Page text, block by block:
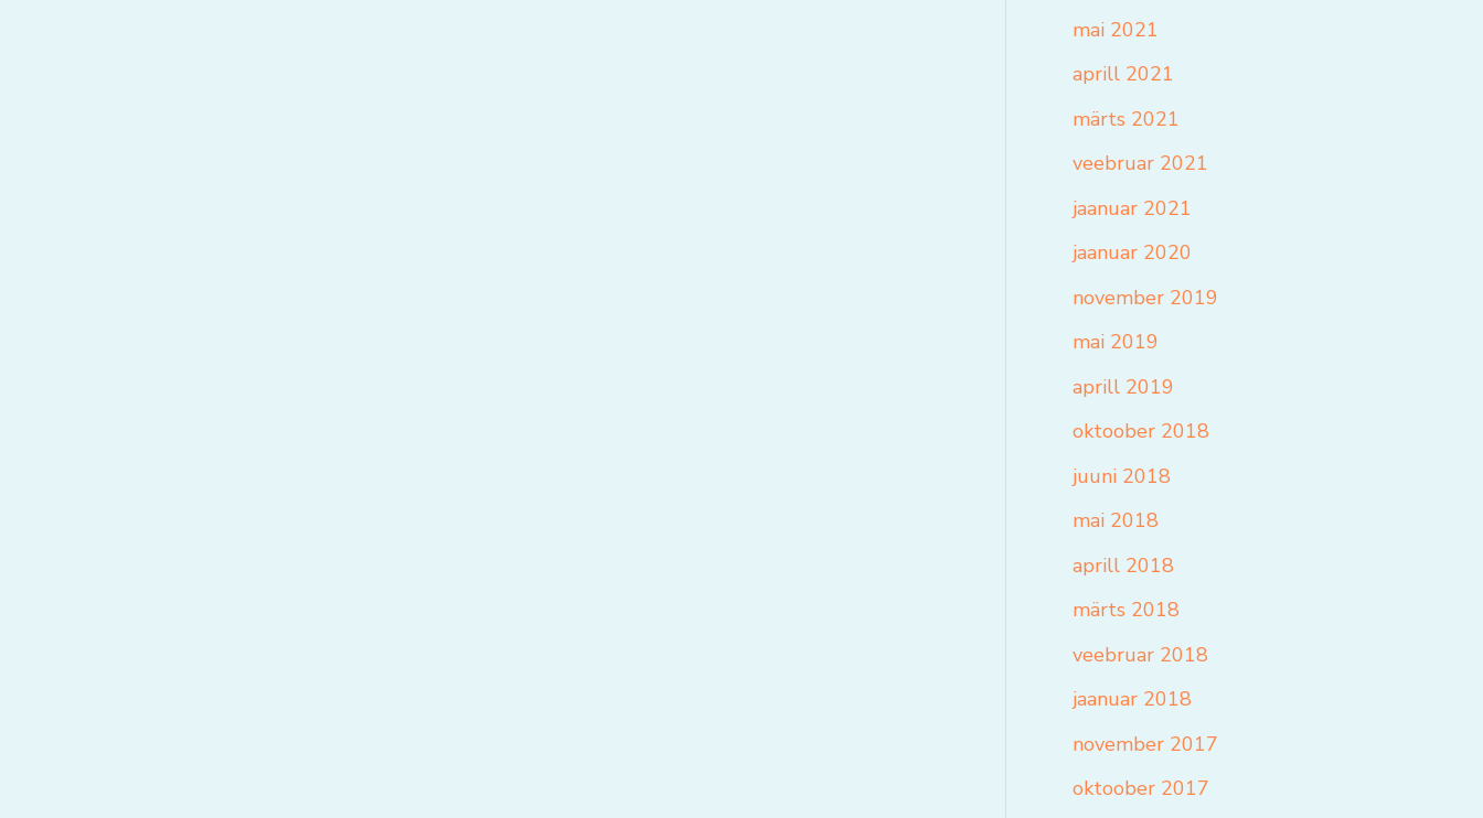
mai 2021
aprill 2021
märts 2021
veebruar 2021
jaanuar 2021
jaanuar 2020
november 2019
mai 2019
aprill 2019
oktoober 2018
juuni 2018
mai 2018
aprill 2018
märts 2018
veebruar 2018
jaanuar 2018
november 2017
oktoober 2017